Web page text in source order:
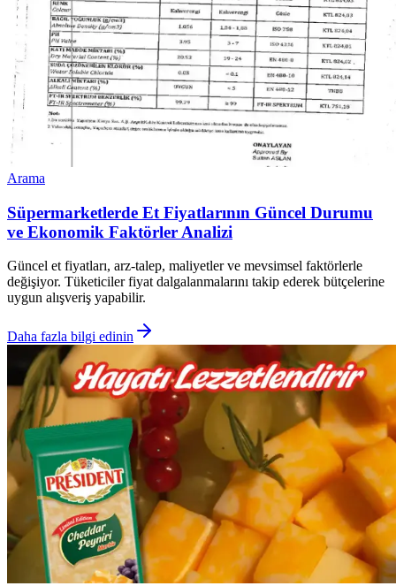
Arama
Süpermarketlerde Et Fiyatlarının Güncel Durumu
ve Ekonomik Faktörler Analizi
Güncel et fiyatları, arz-talep, maliyetler ve mevsimsel faktörlerle
değişiyor. Tüketiciler fiyat dalgalanmalarını takip ederek bütçelerine
uygun alışveriş yapabilir.
Daha fazla bilgi edinin